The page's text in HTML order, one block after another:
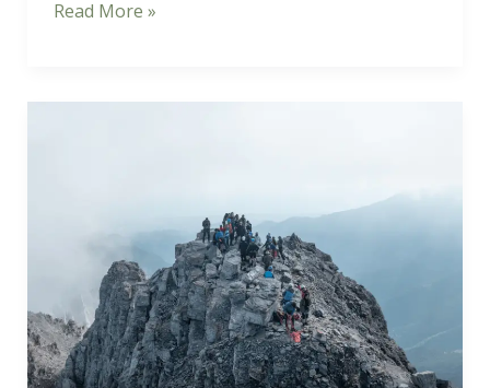
Read More »